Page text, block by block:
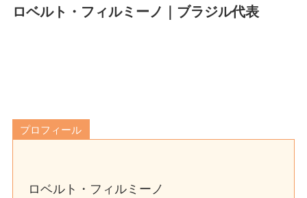
ロベルト・フィルミーノ｜ブラジル代表
プロフィール
ロベルト・フィルミーノ